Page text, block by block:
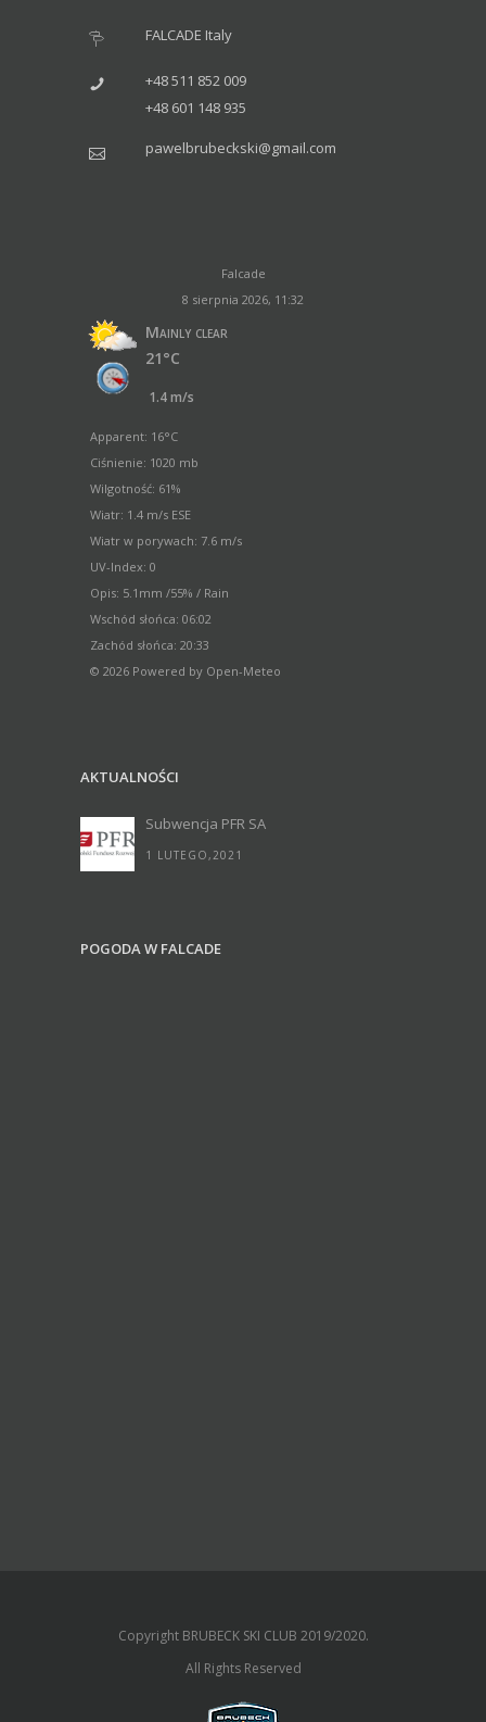
FALCADE Italy
+48 511 852 009
+48 601 148 935
pawelbrubeckski@gmail.com
Falcade
8 sierpnia 2026, 11:32
Mainly clear
21°C
1.4 m/s
Apparent: 16°C
Ciśnienie: 1020 mb
Wilgotność: 61%
Wiatr: 1.4 m/s ESE
Wiatr w porywach: 7.6 m/s
UV-Index: 0
Opis: 5.1mm /55% / Rain
Wschód słońca: 06:02
Zachód słońca: 20:33
© 2026 Powered by Open-Meteo
AKTUALNOŚCI
Subwencja PFR SA
1 LUTEGO,2021
POGODA W FALCADE
Copyright BRUBECK SKI CLUB 2019/2020.
All Rights Reserved